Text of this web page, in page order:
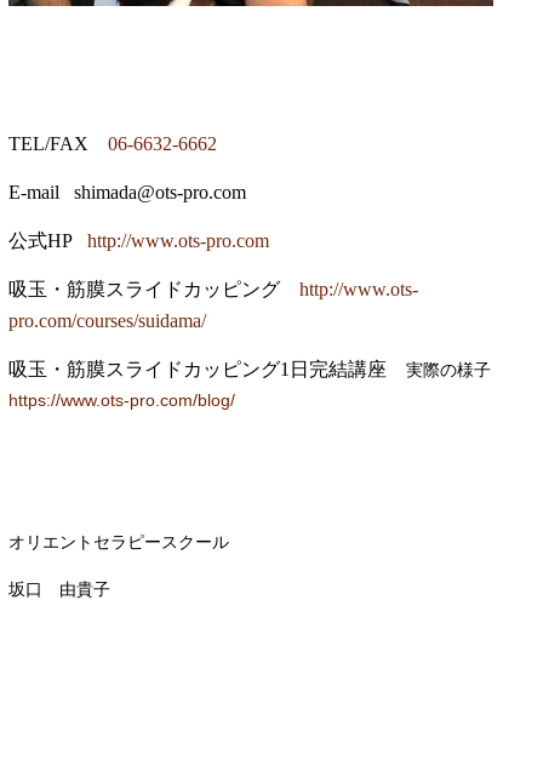
TEL/FAX 06-6632-6662
E-mail shimada@ots-pro.com
公式HP http://www.ots-pro.com
吸玉・筋膜スライドカッピング http://www.ots-
pro.com/courses/suidama/
吸玉・筋膜スライドカッピング1日完結講座 実際の様子
https://www.ots-pro.com/blog/
オリエントセラピースクール
坂口 由貴子